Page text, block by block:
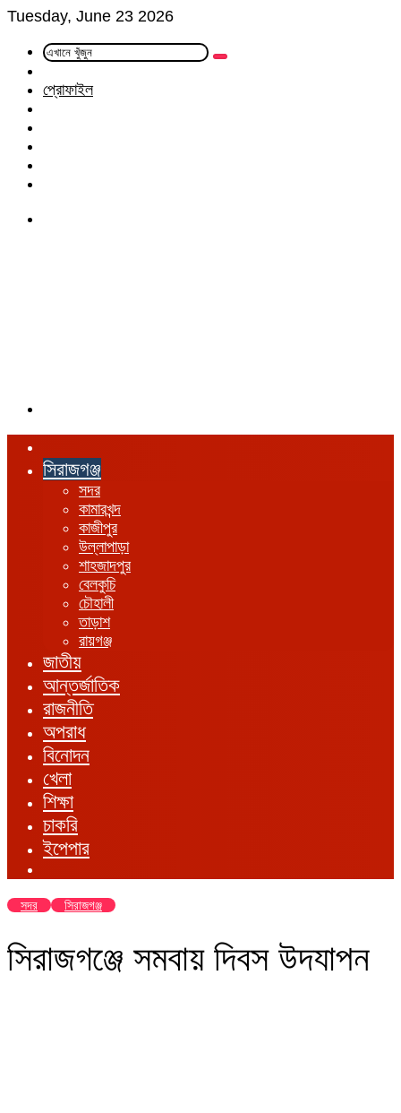
Tuesday, June 23 2026
এখানে
Article
প্রোফাইল
সিরাজগঞ্জ
সদর
কামারখন্দ
কাজীপুর
উল্লাপাড়া
শাহজাদপুর
বেলকুচি
চৌহালী
তাড়াশ
রায়গঞ্জ
জাতীয়
আন্তর্জাতিক
রাজনীতি
অপরাধ
বিনোদন
খেলা
শিক্ষা
চাকরি
ইপেপার
সদর সিরাজগঞ্জ
সিরাজগঞ্জে সমবায় দিবস উদযাপন